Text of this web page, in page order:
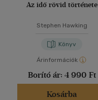
Az idő rövid története
Stephen Hawking
Könyv
Árinformációk
Borító ár: 4 990 Ft
Kosárba